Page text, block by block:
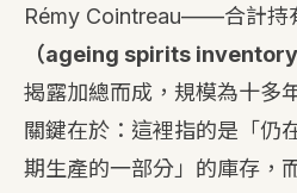
Rémy Cointreau——合計持
（ageing spirits inventory
揭露加總而成，規模為十多
關鍵在於：這裡指的是「仍
期生產的一部分」的庫存，